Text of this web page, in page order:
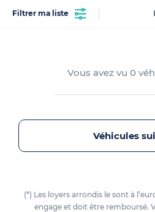
Filtrer ma liste
Vous avez vu 0
Véhicules
(*) Les loyers arrondis le sont à
engage et doit être remboursé.